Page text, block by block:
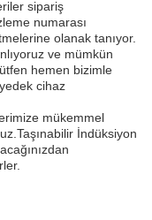
sipariş
numarası
olanak tanıyor.
ve mümkün
hemen bizimle
cihaz
mükemmel
İndüksiyon